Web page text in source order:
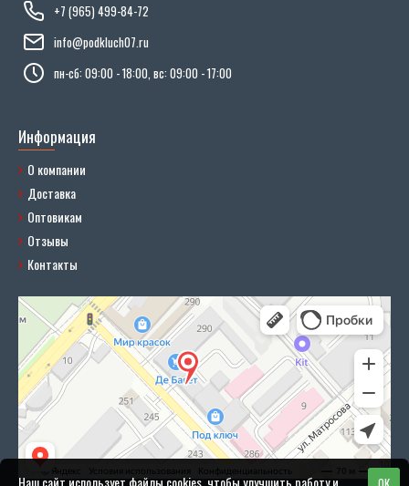
+7 (965) 499-84-72
info@podkluch07.ru
пн-сб: 09:00 - 18:00, вс: 09:00 - 17:00
Информация
О компании
Доставка
Оптовикам
Отзывы
Контакты
Наш сайт использует файлы cookies, чтобы улучшить работу и